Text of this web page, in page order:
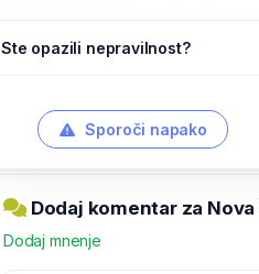
Ste opazili nepravilnost?
Sporoči napako
Dodaj komentar za Nova
Dodaj mnenje